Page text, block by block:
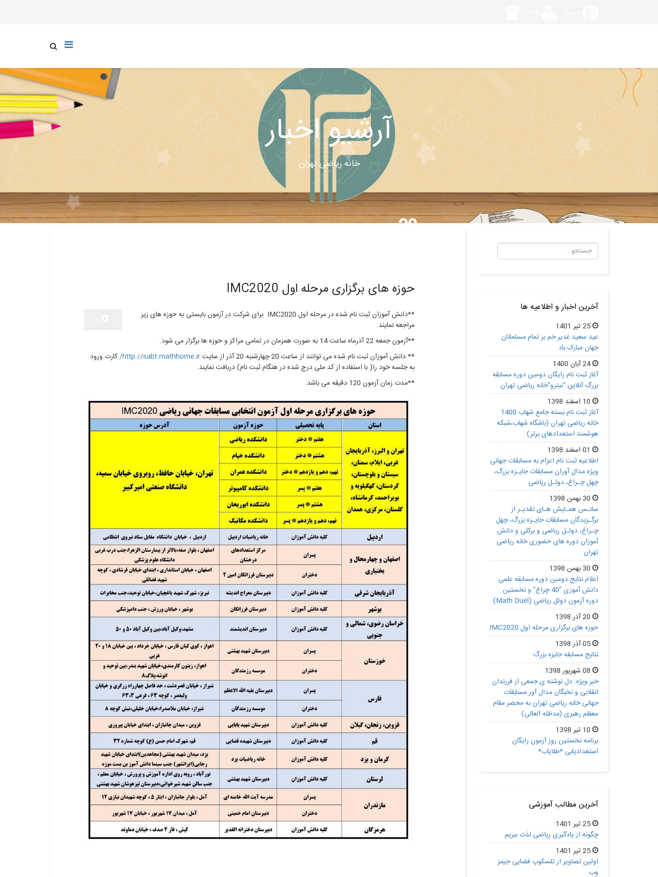
آرشیو اخبار
خانه ریاضی تهران
آخرین اخبار و اطلاعیه ها
عید سعید غدیر خم بر تمام مسلمانان
جهان مبارک باد
24 آبان 1400
آغاز ثبت نام رایگان دومین دوره مسابقه
بزرگ آنلاین "نیترو"خانه ریاضی تهران
آغاز ثبت نام بسته جامع شهاب 1400
خانه ریاضی تهران (باشگاه شهاب،شبکه
هوشمند استعدادهای برتر)
اطلاعیه ثبت نام اعزام به مسابقات جهانی
ویژه مدال آوران مسابقات جایـزه بزرگ،
چهل چـراغ، دوئـل ریاضی
سانـس همـایش هـای تقدیـر از
برگـزیدگان مسابقات جایـزه بزرگ، چهل
چـراغ، دوئـل ریاضی و برکلی و دانش
آموزان دوره های حضوری خانه ریاضی
تهران
اعلام نتایج دومین دوره مسابقه علمی
دانش آموزی "40 چراغ" و نخستین
دوره آزمون دوئل ریاضی (Math Duel)
حوزه های برگزاری مرحله اول IMC2020
نتایج مسابقه جایزه بزرگ
خبر ویژه: دل نوشته ی جمعی از فرزندان
انقلابی و نخبگان مدال آور مسابقات
جهانی خانه ریاضی تهران به محضر مقام
معظم رهبری (مدظله العالی)
برنامه نخستین روز آزمون رایگان
استعدادیابی *طلایاب*
آخرین مطالب آموزشی
چگونه از یادگیری ریاضی لذت ببریم
اولین تصاویر از تلسکوپ فضایی جیمز
وب
20
حوزه های برگزاری مرحله اول IMC2020
**دانش آموزان ثبت نام شده در مرحله اول IMC2020 برای شرکت در آزمون بایستی به حوزه های زیر
مراجعه نمایند.
**آزمون جمعه 22 آذرماه ساعت 14 به صورت همزمان در تمامی مراکز و حوزه ها برگزار می شود.
** دانش آموزان ثبت نام شده می توانند از ساعت 20 چهارشنبه 20 آذر از سایت
http://sabt.mathhome.ir/ کارت ورود
به جلسه خود را( با استفاده از کد ملی درج شده در هنگام ثبت نام) دربافت نمایند.
**مدت زمان آزمون 120 دقیقه می باشد.